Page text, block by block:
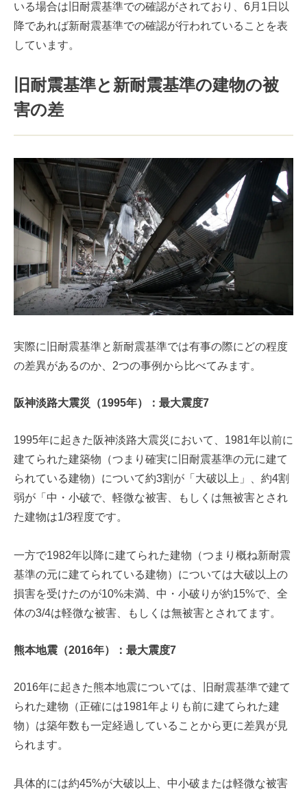
いる場合は旧耐震基準での確認がされており、6月1日以
降であれば新耐震基準での確認が行われていることを表
しています。
旧耐震基準と新耐震基準の建物の被
害の差
実際に旧耐震基準と新耐震基準では有事の際にどの程度
の差異があるのか、2つの事例から比べてみます。
阪神淡路大震災（1995年）：最大震度7
1995年に起きた阪神淡路大震災において、1981年以前に
建てられた建築物（つまり確実に旧耐震基準の元に建て
られている建物）について約3割が「大破以上」、約4割
弱が「中・小破で、軽微な被害、もしくは無被害とされ
た建物は1/3程度です。
一方で1982年以降に建てられた建物（つまり概ね新耐震
基準の元に建てられている建物）については大破以上の
損害を受けたのが10%未満、中・小破りが約15%で、全
体の3/4は軽微な被害、もしくは無被害とされてます。
熊本地震（2016年）：最大震度7
2016年に起きた熊本地震については、旧耐震基準で建て
られた建物（正確には1981年よりも前に建てられた建
物）は築年数も一定経過していることから更に差異が見
られます。
具体的には約45%が大破以上、中小破または軽微な被害